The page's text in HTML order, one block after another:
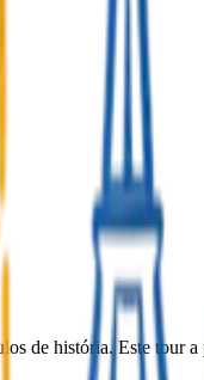
de história. Este tour